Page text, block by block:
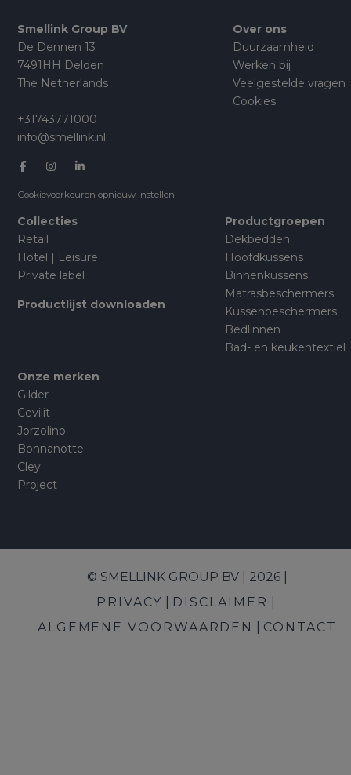
Smellink Group BV
De Dennen 13
7491HH Delden
The Netherlands
+31743771000
info@smellink.nl
Cookievoorkeuren opnieuw instellen
Over ons
Duurzaamheid
Werken bij
Veelgestelde vragen
Cookies
Collecties
Retail
Hotel | Leisure
Private label
Productlijst downloaden
Productgroepen
Dekbedden
Hoofdkussens
Binnenkussens
Matrasbeschermers
Kussenbeschermers
Bedlinnen
Bad- en keukentextiel
Onze merken
Gilder
Cevilit
Jorzolino
Bonnanotte
Cley
Project
© SMELLINK GROUP BV | 2026 |
PRIVACY
DISCLAIMER
ALGEMENE VOORWAARDEN
CONTACT